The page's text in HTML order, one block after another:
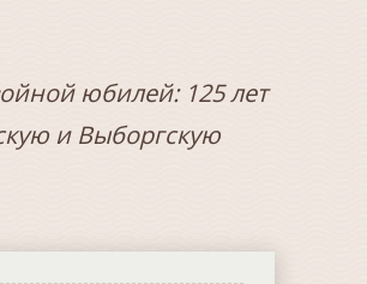
юбилей: 125 лет
и Выборгскую